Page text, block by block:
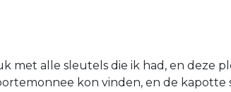
met alle sleutels die ik had, en deze
kon vinden, en de